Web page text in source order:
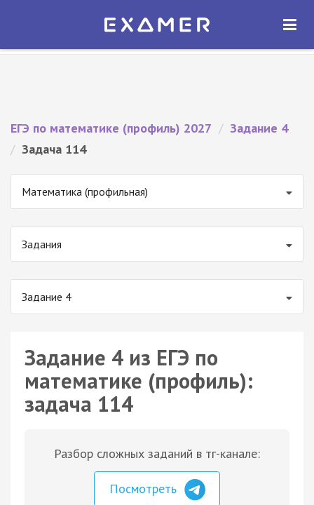
Экзамер — ЕГЭ 2027
ОТКРЫТЬ
ЕГЭ по математике (профиль) 2027 / Задание 4
/ Задача 114
Математика (профильная)
Задания
Задание 4
Задание 4 из ЕГЭ по
математике (профиль):
задача 114
Разбор сложных заданий в тг-канале:
Посмотреть